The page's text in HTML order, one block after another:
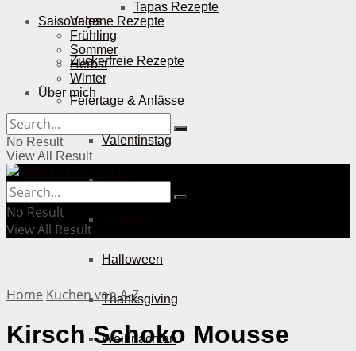
Vegane Rezepte
Zuckerfreie Rezepte
Feiertage & Anlässe
Valentinstag
Ostern
Halloween
Thanksgiving
Weihnachten
Tapas Rezepte
Saisonales
Frühling
Sommer
Herbst
Winter
Über mich
No Result
View All Result
No Result
View All Result
Home Kuchen von A-Z
Kirsch Schoko Mousse